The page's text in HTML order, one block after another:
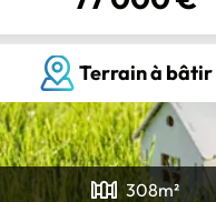
Terrain à bâtir
308m²